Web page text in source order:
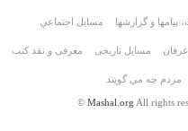
پیامها و گزارشها مسايل اجتماعي
مسایل تاریخی معرفی و نقد کتب
مردم چه مي گويند
© Mashal.org All rights